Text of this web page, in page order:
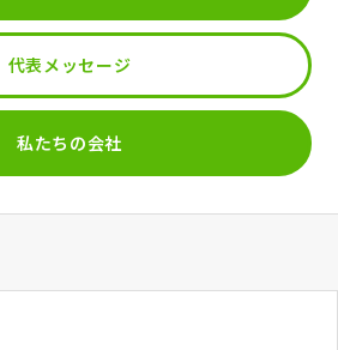
代表メッセージ
私たちの会社